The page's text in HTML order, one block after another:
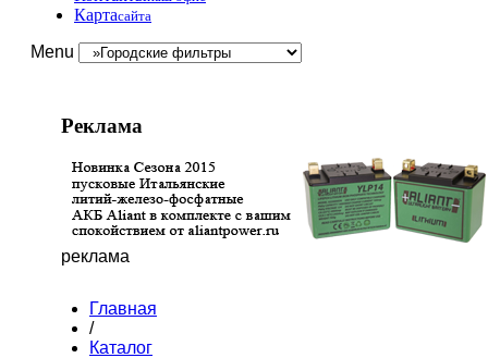
Картасайта
Menu
Реклама
реклама
Главная
/
Каталог